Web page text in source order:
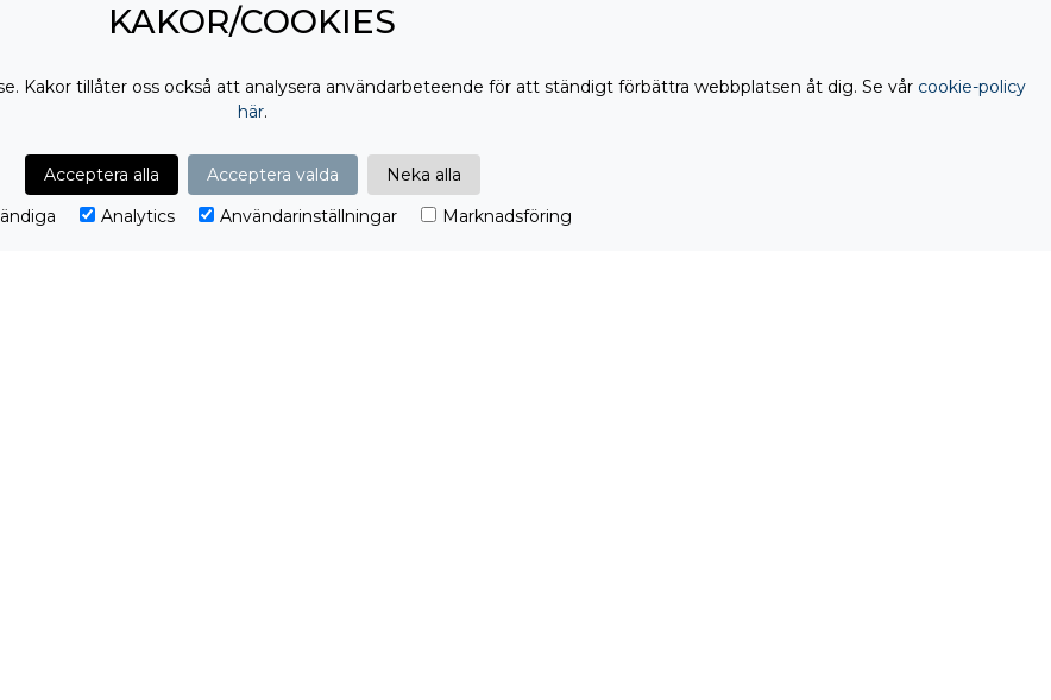
KAKOR/COOKIES
Kakor tillåter oss också att analysera användarbeteende för att ständigt förbättra webbplatsen åt dig. Se vår cookie-policy
här.
Acceptera alla Acceptera valda
Neka alla
Analytics Användarinställningar Marknadsföring